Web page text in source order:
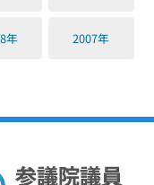
年 2007年